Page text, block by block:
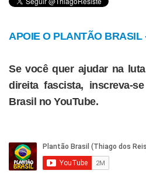
APOIE O PLANTÃO
Se você quer ajudar na
direita fascista, inscreva-
Brasil no YouTube.